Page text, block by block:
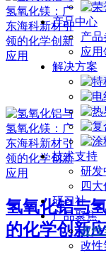
产品中心
产品
应用
解决方案
技术支持
研发
四
研习社
产品聚焦
改性
改性
氢氧化铝与
的化学创新